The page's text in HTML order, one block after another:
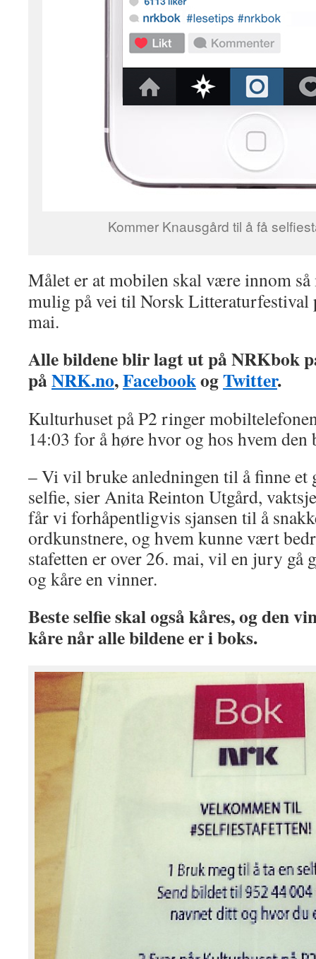
Kommer Knausgård til å få
Målet er at mobilen skal være innom så
mulig på vei til Norsk Litteraturfestival
mai.
Alle bildene blir lagt ut på NRKbok
påNRK.no,FacebookogTwitter.
Kulturhuset på P2 ringer
14:03 for å høre hvor og hos hvem den
– Vi vil bruke anledningen til å finne
selfie, sier Anita Reinton Utgård,
får vi forhåpentligvis sjansen til å
ordkunstnere, og hvem kunne vært
stafetten er over 26. mai, vil en jury gå
og kåre en vinner.
Beste selfie skal også kåres, og den
kåre når alle bildene er i boks.